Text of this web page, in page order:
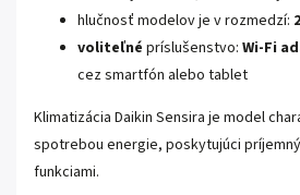
hlučnosť modelov je v rozmedzí:
voliteľné príslušenstvo: Wi-Fi
cez smartfón alebo tablet
Klimatizácia Daikin Sensira je model
spotrebou energie, poskytujúci
funkciami.